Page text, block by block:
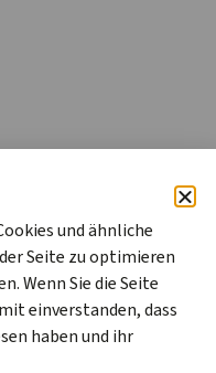
(CHF) inkl. 8.1% MWST
Rechte
und ähnliche
Seite zu optimieren
Wenn Sie die Seite
einverstanden, dass
haben und ihr